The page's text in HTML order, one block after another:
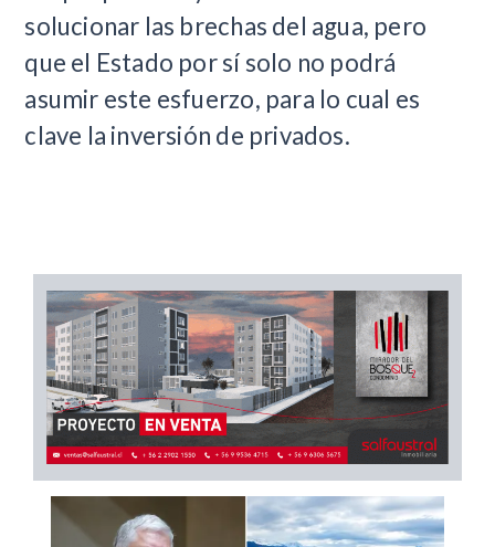
solucionar las brechas del agua, pero
que el Estado por sí solo no podrá
asumir este esfuerzo, para lo cual es
clave la inversión de privados.